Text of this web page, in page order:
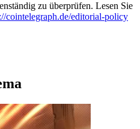
zu überprüfen. Lesen Sie
cointelegraph.de/editorial-policy